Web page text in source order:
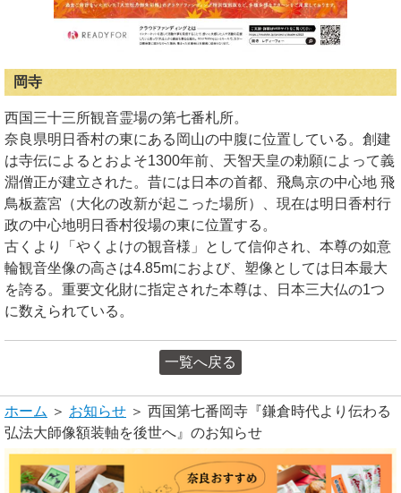
岡寺
西国三十三所観音霊場の第七番札所。
奈良県明日香村の東にある岡山の中腹に位置している。創建
は寺伝によるとおよそ1300年前、天智天皇の勅願によって義
淵僧正が建立された。昔には日本の首都、飛鳥京の中心地 飛
鳥板蓋宮（大化の改新が起こった場所）、現在は明日香村行
政の中心地明日香村役場の東に位置する。
古くより「やくよけの観音様」として信仰され、本尊の如意
輪観音坐像の高さは4.85mにおよび、塑像としては日本最大
を誇る。重要文化財に指定された本尊は、日本三大仏の1つ
に数えられている。
一覧へ戻る
ホーム ＞ お知らせ ＞ 西国第七番岡寺『鎌倉時代より伝わる
弘法大師像額装軸を後世へ』のお知らせ